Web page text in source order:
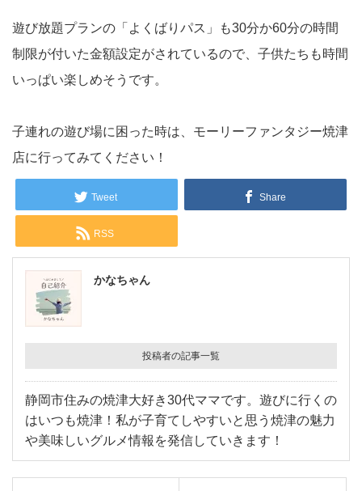
遊び放題プランの「よくばりパス」も30分か60分の時間
制限が付いた金額設定がされているので、子供たちも時間
いっぱい楽しめそうです。
子連れの遊び場に困った時は、モーリーファンタジー焼津
店に行ってみてください！
Tweet Share
RSS
かなちゃん
投稿者の記事一覧
静岡市住みの焼津大好き30代ママです。遊びに行くの
はいつも焼津！私が子育てしやすいと思う焼津の魅力
や美味しいグルメ情報を発信していきます！